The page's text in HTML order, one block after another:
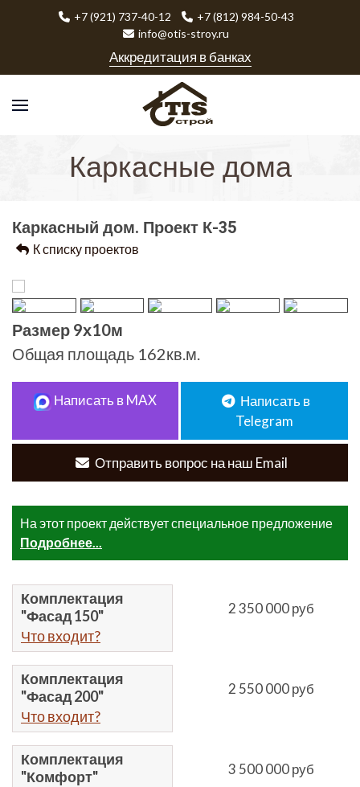
+7 (921) 737-40-12
+7 (812) 984-50-43
info@otis-stroy.ru
Аккредитация в банках
Каркасные дома
Каркасный дом. Проект К-35
К списку проектов
Размер 9х10м
Общая площадь 162кв.м.
Написать в MAX
Написать в
Telegram
Отправить вопрос на наш Email
На этот проект действует специальное предложение
Подробнее...
Комплектация
"Фасад 150"
Что входит?
2 350 000 руб
Комплектация
"Фасад 200"
Что входит?
2 550 000 руб
Комплектация
"Комфорт"
3 500 000 руб